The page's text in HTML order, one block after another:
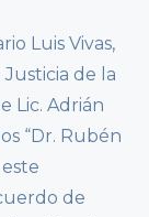
Luis Vivas,
de la
Lic. Adrián
“Dr. Rubén
de